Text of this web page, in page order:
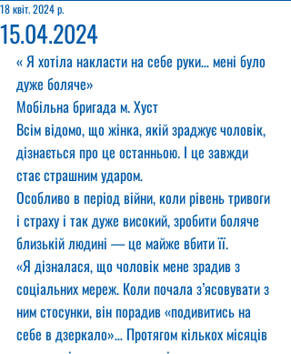
15.04.2024
18 квіт. 2024 р.
« Я хотіла накласти на себе руки… мені було
дуже боляче»
Мобільна бригада м. Хуст
Всім відомо, що жінка, якій зраджує чоловік,
дізнається про це останньою. І це завжди
стає страшним ударом.
Особливо в період війни, коли рівень тривоги
і страху і так дуже високий, зробити боляче
близькій людині — це майже вбити її.
«Я дізналася, що чоловік мене зрадив з
соціальних мереж. Коли почала з’ясовувати з
ним стосунки, він порадив «подивитись на
себе в дзеркало»… Протягом кількох місяців